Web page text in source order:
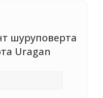
шуруповерта
Uragan